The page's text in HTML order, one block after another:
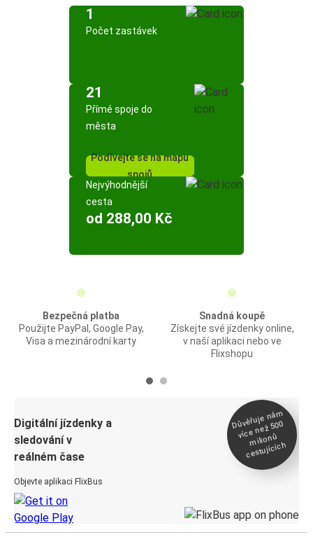
1
Počet zastávek
21
Přímé spoje do
města
Podívejte se na mapu
spojů
Nejvýhodnější
cesta
od 288,00 Kč
Bezpečná platba
Použijte PayPal, Google Pay,
Visa a mezinárodní karty
Snadná koupě
Získejte své jízdenky online,
v naší aplikaci nebo ve
Flixshopu
Digitální jízdenky a
sledování v
reálném čase
Objevte aplikaci FlixBus
Důvěřuje ná
m
více než 500
milionů
cestujících